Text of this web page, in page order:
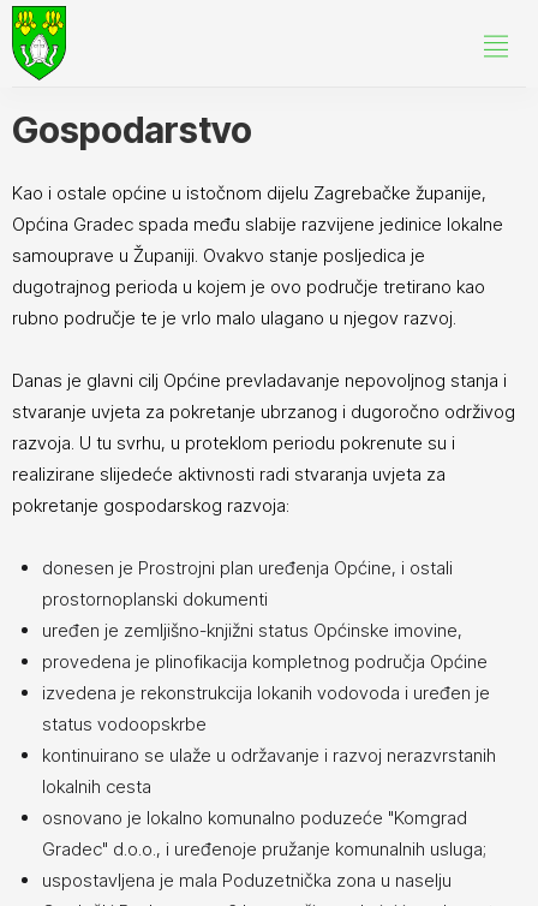
Gospodarstvo
Kao i ostale općine u istočnom dijelu Zagrebačke županije,
Općina Gradec spada među slabije razvijene jedinice lokalne
samouprave u Županiji. Ovakvo stanje posljedica je
dugotrajnog perioda u kojem je ovo područje tretirano kao
rubno područje te je vrlo malo ulagano u njegov razvoj.
Danas je glavni cilj Općine prevladavanje nepovoljnog stanja i
stvaranje uvjeta za pokretanje ubrzanog i dugoročno održivog
razvoja. U tu svrhu, u proteklom periodu pokrenute su i
realizirane slijedeće aktivnosti radi stvaranja uvjeta za
pokretanje gospodarskog razvoja:
donesen je Prostrojni plan uređenja Općine, i ostali
prostornoplanski dokumenti
uređen je zemljišno-knjižni status Općinske imovine,
provedena je plinofikacija kompletnog područja Općine
izvedena je rekonstrukcija lokanih vodovoda i uređen je
status vodoopskrbe
kontinuirano se ulaže u održavanje i razvoj nerazvrstanih
lokalnih cesta
osnovano je lokalno komunalno poduzeće "Komgrad
Gradec" d.o.o., i uređenoje pružanje komunalnih usluga;
uspostavljena je mala Poduzetnička zona u naselju